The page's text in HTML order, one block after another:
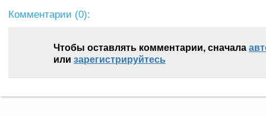
Комментарии (0):
Чтобы оставлять комментарии, сначала
или зарегистрируйтесь